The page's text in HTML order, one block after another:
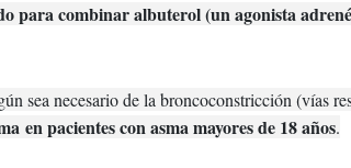
para combinar albuterol (un agonista
sea necesario de la broncoconstricción (vías
en pacientes con asma mayores de 18 años.